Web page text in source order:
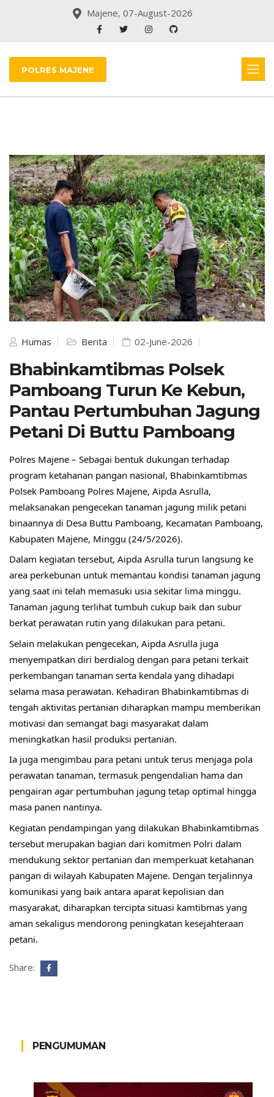
Majene, 07-August-2026
POLRES MAJENE
Humas Berita 02-June-2026
Bhabinkamtibmas Polsek
Pamboang Turun Ke Kebun,
Pantau Pertumbuhan Jagung
Petani Di Buttu Pamboang
Polres Majene – Sebagai bentuk dukungan terhadap
program ketahanan pangan nasional, Bhabinkamtibmas
Polsek Pamboang Polres Majene, Aipda Asrulla,
melaksanakan pengecekan tanaman jagung milik petani
binaannya di Desa Buttu Pamboang, Kecamatan Pamboang,
Kabupaten Majene, Minggu (24/5/2026).
Dalam kegiatan tersebut, Aipda Asrulla turun langsung ke
area perkebunan untuk memantau kondisi tanaman jagung
yang saat ini telah memasuki usia sekitar lima minggu.
Tanaman jagung terlihat tumbuh cukup baik dan subur
berkat perawatan rutin yang dilakukan para petani.
Selain melakukan pengecekan, Aipda Asrulla juga
menyempatkan diri berdialog dengan para petani terkait
perkembangan tanaman serta kendala yang dihadapi
selama masa perawatan. Kehadiran Bhabinkamtibmas di
tengah aktivitas pertanian diharapkan mampu memberikan
motivasi dan semangat bagi masyarakat dalam
meningkatkan hasil produksi pertanian.
Ia juga mengimbau para petani untuk terus menjaga pola
perawatan tanaman, termasuk pengendalian hama dan
pengairan agar pertumbuhan jagung tetap optimal hingga
masa panen nantinya.
Kegiatan pendampingan yang dilakukan Bhabinkamtibmas
tersebut merupakan bagian dari komitmen Polri dalam
mendukung sektor pertanian dan memperkuat ketahanan
pangan di wilayah Kabupaten Majene. Dengan terjalinnya
komunikasi yang baik antara aparat kepolisian dan
masyarakat, diharapkan tercipta situasi kamtibmas yang
aman sekaligus mendorong peningkatan kesejahteraan
petani.
Share:
PENGUMUMAN